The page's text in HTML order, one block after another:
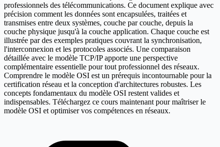
professionnels des télécommunications. Ce document explique avec
précision comment les données sont encapsulées, traitées et
transmises entre deux systèmes, couche par couche, depuis la
couche physique jusqu'à la couche application. Chaque couche est
illustrée par des exemples pratiques couvrant la synchronisation,
l'interconnexion et les protocoles associés. Une comparaison
détaillée avec le modèle TCP/IP apporte une perspective
complémentaire essentielle pour tout professionnel des réseaux.
Comprendre le modèle OSI est un prérequis incontournable pour la
certification réseau et la conception d'architectures robustes. Les
concepts fondamentaux du modèle OSI restent valides et
indispensables. Téléchargez ce cours maintenant pour maîtriser le
modèle OSI et optimiser vos compétences en réseaux.